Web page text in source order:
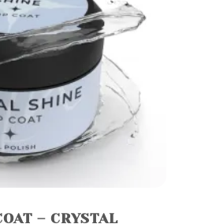
– CRYSTAL